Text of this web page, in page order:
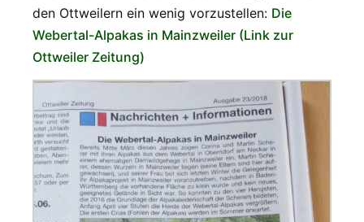
den Ottweilern ein wenig vorzustellen: Die
Webertal-Alpakas in Mainzweiler (Link zur
Ottweiler Zeitung)